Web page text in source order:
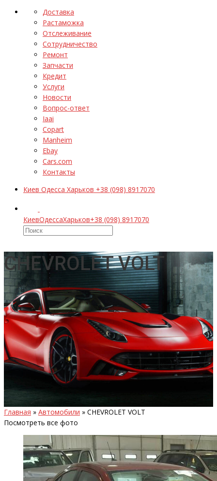
Доставка
Растаможка
Отслеживание
Сотрудничество
Ремонт
Запчасти
Кредит
Услуги
Новости
Вопрос-ответ
Iaai
Copart
Manheim
Ebay
Cars.com
Контакты
Киев Одесса Харьков +38 (098) 8917070
КиевОдессаХарьков+38 (098) 8917070
CHEVROLET VOLT
Главная » Автомобили » CHEVROLET VOLT
Посмотреть все фото